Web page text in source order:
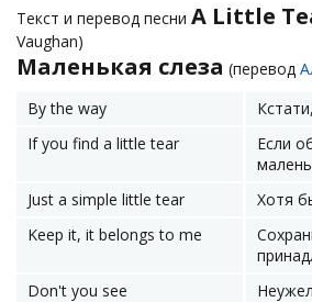
Текст и перевод песни A Little
Vaughan)
Маленькая слеза (перевод
By the way
Кстати,
If you find a little tear
Если
Just a simple little tear
Хотя
Keep it, it belongs to me
Don't you see